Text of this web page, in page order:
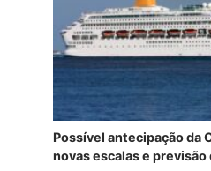
Possível antecipação da
novas escalas e previsão